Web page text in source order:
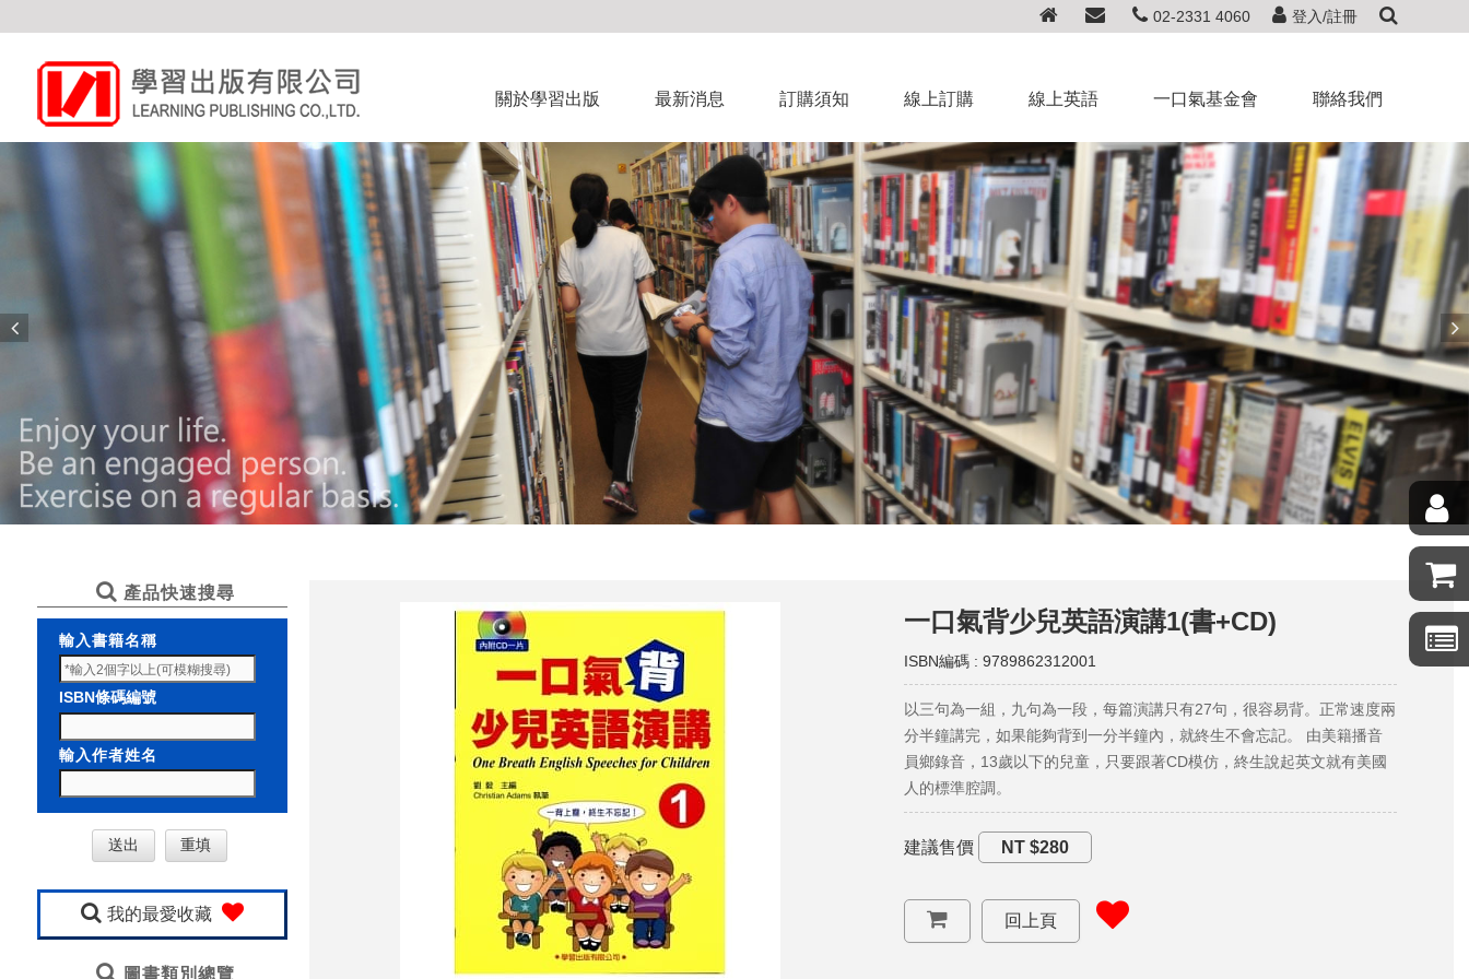
02-2331 4060 登入/註冊
關於學習出版 最新消息 訂購須知 線上訂購 線上英語 一口氣基金會 聯絡我們
產品快速搜尋
輸入書籍名稱
ISBN條碼編號
輸入作者姓名
我的最愛收藏
圖書類別總覽
一口氣背少兒英語演講1(書+CD)
ISBN編碼 : 9789862312001
以三句為一組，九句為一段，每篇演講只有27句，很容易背。正常速度兩
分半鐘講完，如果能夠背到一分半鐘內，就終生不會忘記。 由美籍播音
員鄉錄音，13歲以下的兒童，只要跟著CD模仿，終生說起英文就有美國
人的標準腔調。
建議售價 NT $280
回上頁